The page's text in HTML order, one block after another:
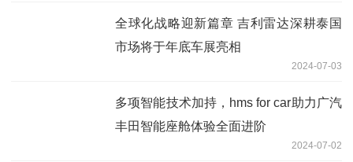
全球化战略迎新篇章 吉利雷达深耕泰国
市场将于年底车展亮相
2024-07-03
多项智能技术加持，hms for car助力广汽
丰田智能座舱体验全面进阶
2024-07-02